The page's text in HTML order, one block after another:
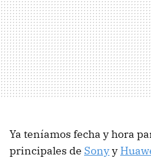
Ya teníamos fecha y hora
principales de Sonyy